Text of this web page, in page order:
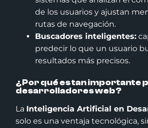
de los usuarios y ajustan
rutas de navegación.
Buscadores inteligentes:
predecir lo que un usuario
resultados más precisos.
¿Por qué es tan importante
desarrolladores web?
La Inteligencia Artificial en
solo es una ventaja tecnológica,